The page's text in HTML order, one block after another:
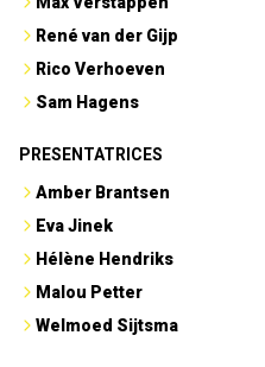
René van der Gijp
Rico Verhoeven
Sam Hagens
PRESENTATRICES
Amber Brantsen
Eva Jinek
Hélène Hendriks
Malou Petter
Welmoed Sijtsma